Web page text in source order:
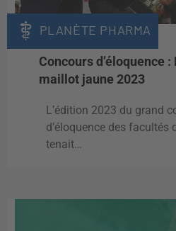
PLANÈTE PHARMA
Concours d’éloquence
maillot jaune 2023
L’édition 2023 du grand
d’éloquence des facultés
tenait…